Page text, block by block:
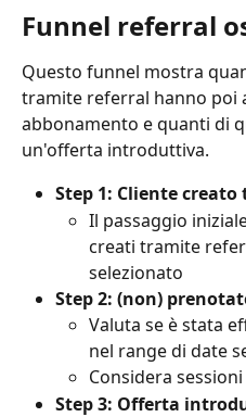
Funnel referral
Questo funnel mostra
tramite referral hanno poi
abbonamento e quanti di
un'offerta introduttiva.
Step 1: Cliente
Il passaggio
creati tramite
selezionato
Step 2: (non)
Valuta se è stata
nel range di date
Considera
Step 3: Offerta